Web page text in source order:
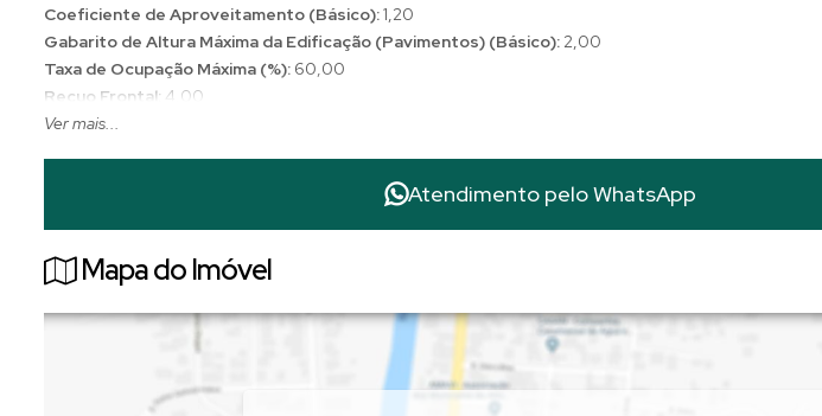
Coeficiente de Aproveitamento (Básico):1,20
Gabarito de Altura Máxima da Edificação (Pavimentos) (Básico): 2,00
Taxa de Ocupação Máxima (%): 60,00
Recuo Frontal: 4,00
Ver mais...
Atendimento peloWhatsApp
Mapa do Imóvel